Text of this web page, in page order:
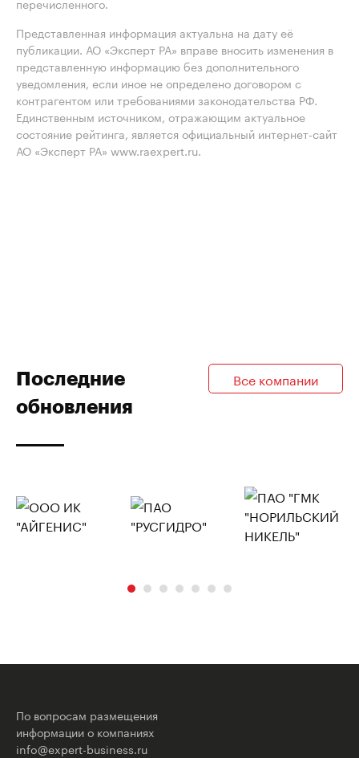
Представленная информация актуальна на дату её
публикации. АО «Эксперт РА» вправе вносить изменения в
представленную информацию без дополнительного
уведомления, если иное не определено договором с
контрагентом или требованиями законодательства РФ.
Единственным источником, отражающим актуальное
состояние рейтинга, является официальный интернет-сайт
АО «Эксперт РА» www.raexpert.ru.
Последние
обновления
Все компании
По вопросам размещения
информации о компаниях
info@expert-business.ru